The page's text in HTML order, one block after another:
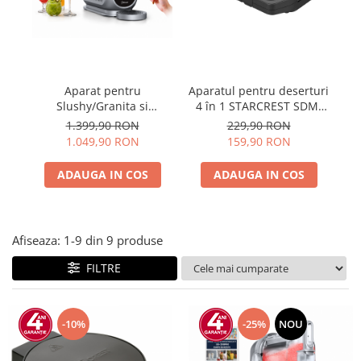
Robot de bucătărie
Dispozitive smart home
Aparat pentru
Slushy/Granita si
Inghetata STARCREST
IceMix SSI-2518PRO, 2.5L,
Panou de control tactil, 8
Programe, Carte retete,
Gri/Negru
1.399,90 RON
1.049,90 RON
ADAUGA IN COS
Aparatul pentru deserturi
4 în 1 STARCREST SDM-
4110BX, 800W, placi
detasabile cu invelis
ceramic pentru vafe,
nuci, gogosi si smile
sandwich, negru
229,90 RON
159,90 RON
ADAUGA IN COS
Afiseaza: 1-9 din 9 produse
FILTRE
-10% -25% NOU